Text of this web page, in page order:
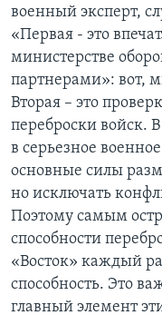
военный эксперт,
«Первая - это
министерстве
партнерами»: вот,
Вторая – это
переброски войск. В
в серьезное
основные силы
но исключать
Поэтому самым
способности
«Восток» каждый
способность. Это
главный элемент